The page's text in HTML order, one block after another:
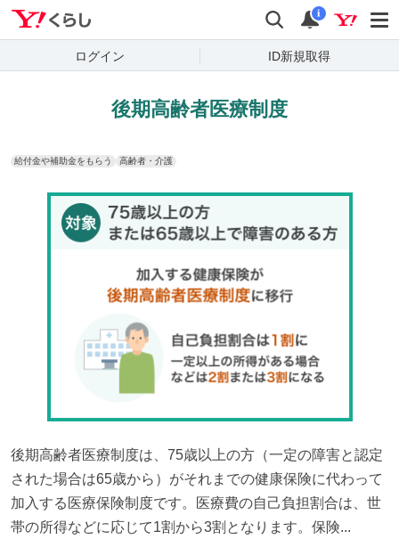
検索 通知
i
ログイン ID新規取得
後期高齢者医療制度
給付金や補助金をもらう 高齢者・介護
後期高齢者医療制度は、75歳以上の方（一定の障害と認定
された場合は65歳から）がそれまでの健康保険に代わって
加入する医療保険制度です。医療費の自己負担割合は、世
帯の所得などに応じて1割から3割となります。保険...